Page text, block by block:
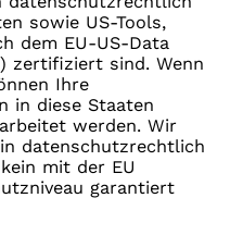
sowie US-Tools,
dem EU-US-Data
zertifiziert sind. Wenn
Ihre
in diese Staaten
werden. Wir
datenschutzrechtlich
mit der EU
garantiert